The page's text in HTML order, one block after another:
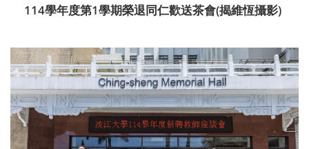
114學年度第1學期榮退同仁歡送茶會(揭維恆攝影)